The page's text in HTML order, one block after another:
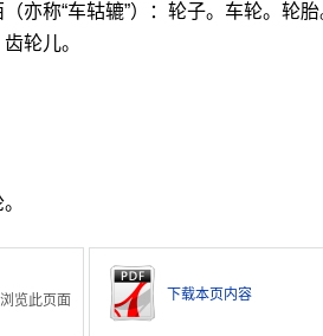
称“车轱辘”）：轮子。车轮。轮胎
轮儿。
览此页面
下载本页内容